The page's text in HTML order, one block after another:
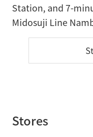
Station, and 7-
Midosuji Line
Stores